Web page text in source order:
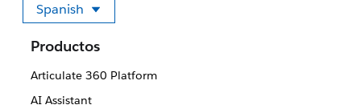
Spanish
Seleccione su idioma
Productos
Articulate 360 Platform
AI Assistant